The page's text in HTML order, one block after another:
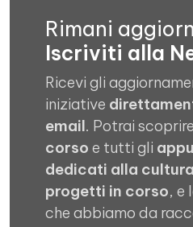
Rimani
Iscriviti alla
Ricevi gli
iniziative
email. Potrai
corso e tutti gli
dedicati alla cultura
progetti in corso, e
che abbiamo da